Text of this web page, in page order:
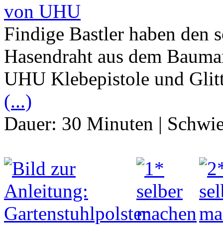
von UHU
Findige Bastler haben den
Hasendraht aus dem
UHU Klebepistole und
(...)
Dauer: 30 Minuten |